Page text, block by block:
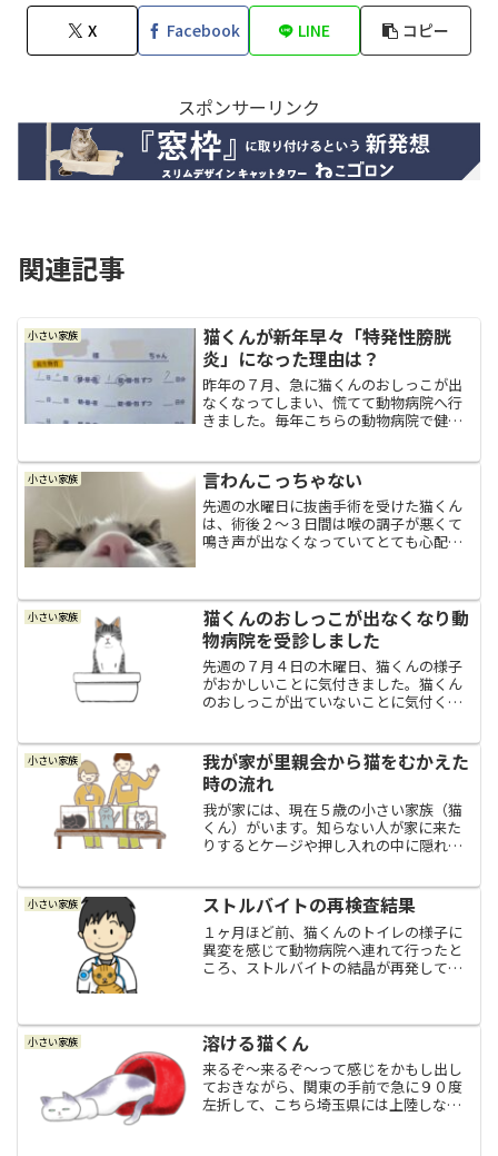
X Facebook LINE コピー
スポンサーリンク
関連記事
小さい家族
猫くんが新年早々「特発性膀胱
炎」になった理由は？
昨年の７月、急に猫くんのおしっこが出
なくなってしまい、慌てて動物病院へ行
きました。毎年こちらの動物病院で健康
が分かっているので、私も夫もそれが原
因でおしっこが出にくくな...
小さい家族 言わんこっちゃない
先週の水曜日に抜歯手術を受けた猫くん
は、術後２～３日間は喉の調子が悪くて
鳴き声が出なくなっていてとても心配し
食べてくれていて、ウンチョス君も出て
いますし、おしっこの量も...
小さい家族
猫くんのおしっこが出なくなり動
物病院を受診しました
先週の７月４日の木曜日、猫くんの様子
がおかしいことに気付きました。猫くん
のおしっこが出ていないことに気付く夜
しっこのポーズをして、おしっこはした
はずなのに、またしばらく...
小さい家族
我が家が里親会から猫をむかえた
時の流れ
我が家には、現在５歳の小さい家族（猫
くん）がいます。知らない人が家に来た
りするとケージや押し入れの中に隠れて
ろ～」、腹モフ猫吸いも思う存分させて
くれる優しい子です。今日...
小さい家族 ストルバイトの再検査結果
１ヶ月ほど前、猫くんのトイレの様子に
異変を感じて動物病院へ連れて行ったと
ころ、ストルバイトの結晶が再発してし
末に経過観察で再検査をしてきました。
ストルバイトの再検査結果...
小さい家族 溶ける猫くん
来るぞ～来るぞ～って感じをかもし出し
ておきながら、関東の手前で急に９０度
左折して、こちら埼玉県には上陸しなか